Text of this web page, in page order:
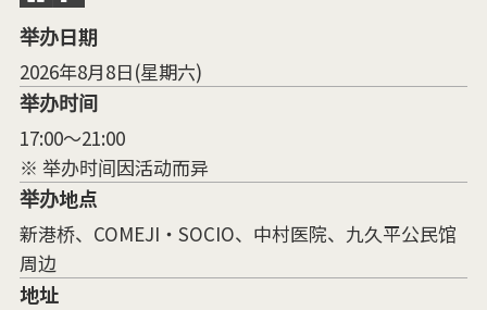
举办日期
2026年8月8日(星期六)
举办时间
17:00～21:00
※ 举办时间因活动而异
举办地点
新港桥、COMEJI・SOCIO、中村医院、九久平公民馆
周边
地址